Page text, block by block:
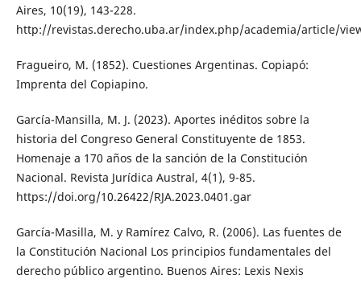
Aires, 10(19), 143-228.
http://revistas.derecho.uba.ar/index.php/academia/article/
Fragueiro, M. (1852). Cuestiones Argentinas. Copiapó:
Imprenta del Copiapino.
García-Mansilla, M. J. (2023). Aportes inéditos sobre la
historia del Congreso General Constituyente de 1853.
Homenaje a 170 años de la sanción de la Constitución
Nacional. Revista Jurídica Austral, 4(1), 9-85.
https://doi.org/10.26422/RJA.2023.0401.gar
García-Masilla, M. y Ramírez Calvo, R. (2006). Las fuentes de
la Constitución Nacional Los principios fundamentales del
derecho público argentino. Buenos Aires: Lexis Nexis